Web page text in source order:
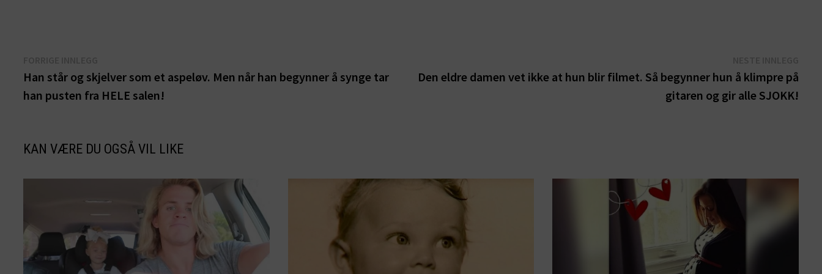
innlegg:
Han står og skjelver som et aspeløv. Men når han begynner å synge tar
han pusten fra HELE salen!
Den eldre damen vet ikke at hun blir filmet. Så begynner hun å klimpre på
gitaren og gir alle SJOKK!
KAN VÆRE DU OGSÅ VIL LIKE